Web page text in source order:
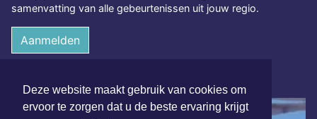
Deze website maakt gebruik van cookies om
ervoor te zorgen dat u de beste ervaring krijgt
samenvatting van alle gebeurtenissen uit jouw regio.
Aanmelden